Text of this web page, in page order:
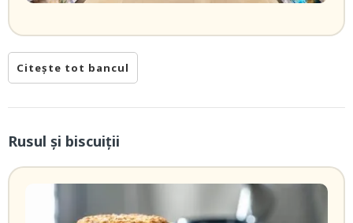
Citește tot bancul
Rusul și biscuiții